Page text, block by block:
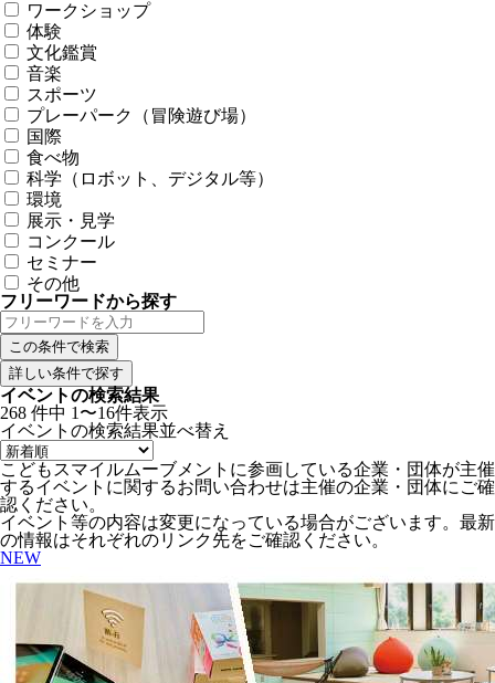
ワークショップ
体験
文化鑑賞
音楽
スポーツ
プレーパーク（冒険遊び場）
国際
食べ物
科学（ロボット、デジタル等）
環境
展示・見学
コンクール
セミナー
その他
フリーワードから探す
詳しい条件で探す
イベントの検索結果
268 件中 1〜16件表示
イベントの検索結果並べ替え
こどもスマイルムーブメントに参画している企業・団体が主催
するイベントに関するお問い合わせは主催の企業・団体にご確
認ください。
イベント等の内容は変更になっている場合がございます。最新
の情報はそれぞれのリンク先をご確認ください。
NEW